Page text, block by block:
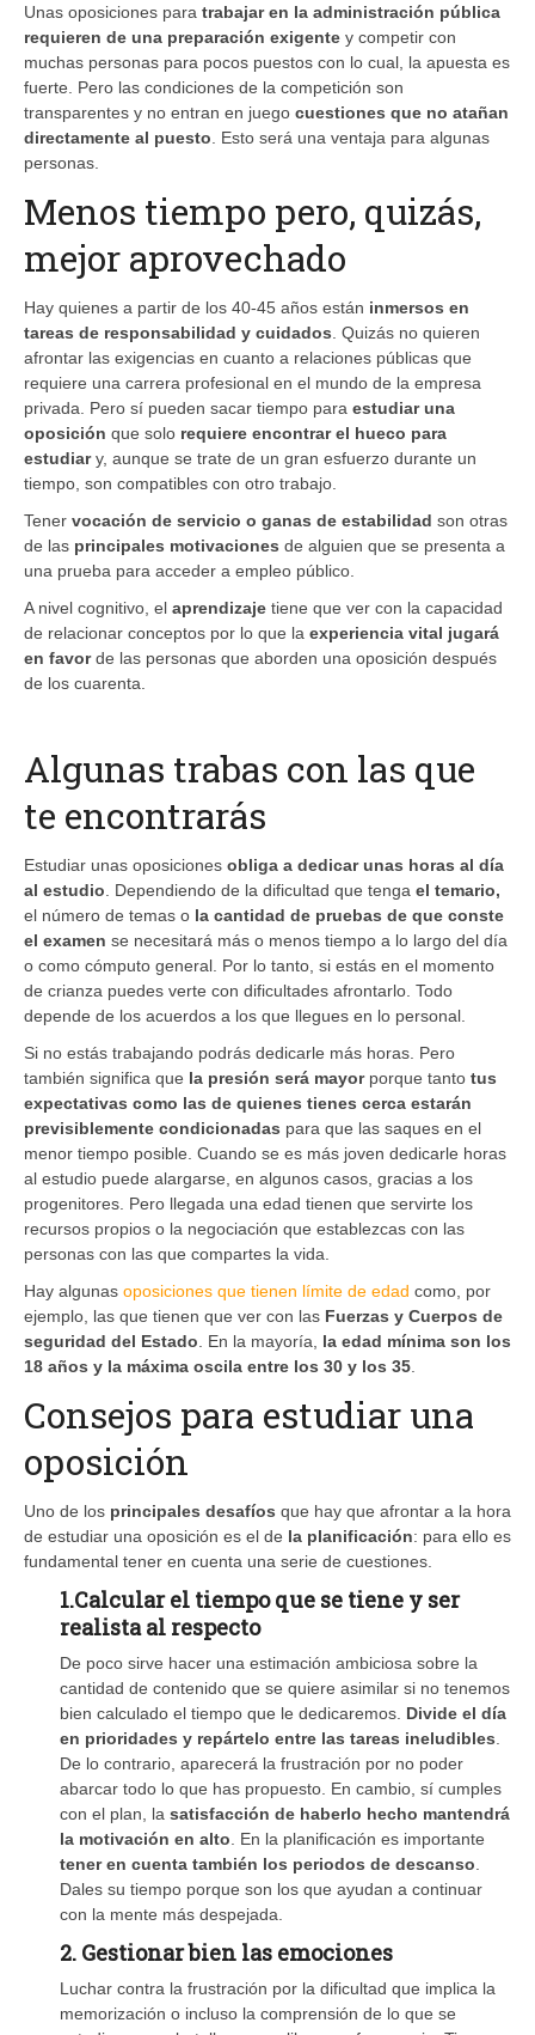
Unas oposiciones para trabajar en la administración pública
requieren de una preparación exigente y competir con
muchas personas para pocos puestos con lo cual, la apuesta es
fuerte. Pero las condiciones de la competición son
transparentes y no entran en juego cuestiones que no atañan
directamente al puesto . Esto será una ventaja para algunas
personas.
Menos tiempo pero, quizás,
mejor aprovechado
Hay quienes a partir de los 40-45 años están inmersos en
tareas de responsabilidad y cuidados . Quizás no quieren
afrontar las exigencias en cuanto a relaciones públicas que
requiere una carrera profesional en el mundo de la empresa
privada. Pero sí pueden sacar tiempo para estudiar una
oposición que solo requiere encontrar el hueco para
estudiary, aunque se trate de un gran esfuerzo durante un
tiempo, son compatibles con otro trabajo.
Tener vocación de servicio o ganas de estabilidad son otras
de las principales motivaciones de alguien que se presenta a
una prueba para acceder a empleo público.
A nivel cognitivo, el aprendizaje tiene que ver con la capacidad
de relacionar conceptos por lo que la experiencia vital jugará
en favorde las personas que aborden una oposición después
de los cuarenta.
Algunas trabas con las que
te encontrarás
Estudiar unas oposiciones obliga a dedicar unas horas al día
al estudio . Dependiendo de la dificultad que tenga el temario,
el número de temas o la cantidad de pruebas de que conste
el examen se necesitará más o menos tiempo a lo largo del día
o como cómputo general. Por lo tanto, si estás en el momento
de crianza puedes verte con dificultades afrontarlo. Todo
depende de los acuerdos a los que llegues en lo personal.
Si no estás trabajando podrás dedicarle más horas. Pero
también significa que la presión será mayorporque tanto tus
expectativas como las de quienes tienes cerca estarán
previsiblemente condicionadas para que las saques en el
menor tiempo posible. Cuando se es más joven dedicarle horas
al estudio puede alargarse, en algunos casos, gracias a los
progenitores. Pero llegada una edad tienen que servirte los
recursos propios o la negociación que establezcas con las
personas con las que compartes la vida.
Hay algunas oposiciones que tienen límite de edad como, por
ejemplo, las que tienen que ver con las Fuerzas y Cuerpos de
seguridad del Estado . En la mayoría, la edad mínima son los
18 años y la máxima oscila entre los 30 y los 35
Consejos para estudiar una
oposición
Uno de los principales desafíos que hay que afrontar a la hora
de estudiar una oposición es el de la planificación: para ello es
fundamental tener en cuenta una serie de cuestiones.
1.Calcular el tiempo que se tiene y ser
realista al respecto
De poco sirve hacer una estimación ambiciosa sobre la
cantidad de contenido que se quiere asimilar si no tenemos
bien calculado el tiempo que le dedicaremos. Divide el día
en prioridades y repártelo entre las tareas ineludibles
De lo contrario, aparecerá la frustración por no poder
abarcar todo lo que has propuesto. En cambio, sí cumples
con el plan, la satisfacción de haberlo hecho mantendrá
la motivación en alto . En la planificación es importante
tener en cuenta también los periodos de descanso
Dales su tiempo porque son los que ayudan a continuar
con la mente más despejada.
2. Gestionar bien las emociones
Luchar contra la frustración por la dificultad que implica la
memorización o incluso la comprensión de lo que se